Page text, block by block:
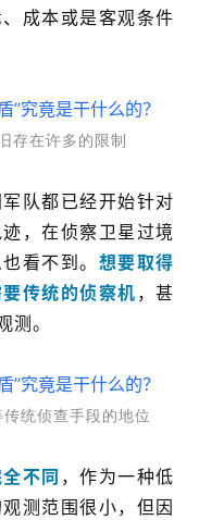
成本或是客观条件
存在许多的限制
队都已经开始针对
，在侦察卫星过境
看不到。 想要取得
传统的侦察机，甚
测。
统侦查手段的地位
不同 ，作为一种低
测范围很小，但因